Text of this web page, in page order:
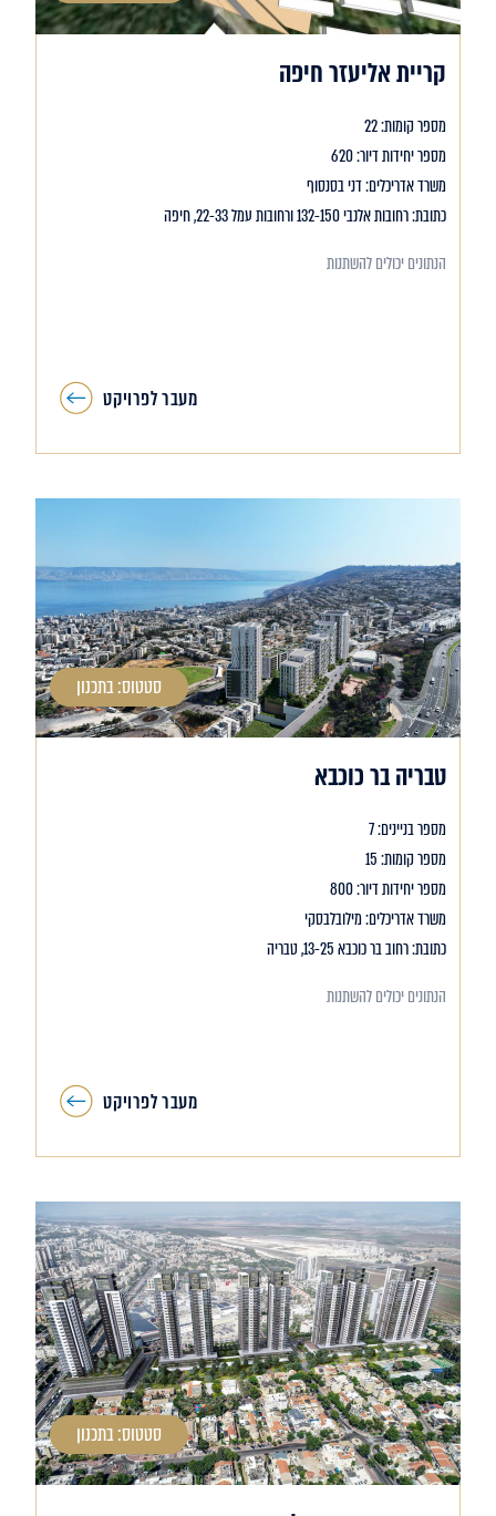
קריית אליעזר חיפה
מספר קומות: 22
מספר יחידות דיור: 620
משרד אדריכלים: דני בסנסוף
כתובת: רחובות אלנבי 132-150 ורחובות עמל 22-33, חיפה
הנתונים יכולים להשתנות
מעבר לפרויקט
סטטוס: בתכנון
טבריה בר כוכבא
מספר בניינים: 7
מספר קומות: 15
מספר יחידות דיור: 800
משרד אדריכלים: מילובלבסקי
כתובת: רחוב בר כוכבא 13-25, טבריה
הנתונים יכולים להשתנות
מעבר לפרויקט
סטטוס: בתכנון